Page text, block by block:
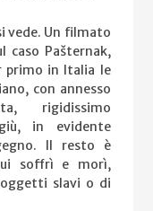
vede. Un filmato
Pašternak,
primo in Italia le
con annesso
rigidissimo
in evidente
Il resto è
soffrì e morì,
slavi o di